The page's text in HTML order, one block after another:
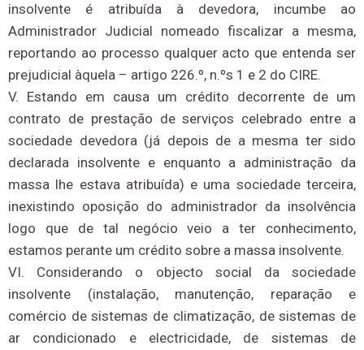
insolvente é atribuída à devedora, incumbe ao
Administrador Judicial nomeado fiscalizar a mesma,
reportando ao processo qualquer acto que entenda ser
prejudicial àquela – artigo 226.º, n.ºs 1 e 2 do CIRE.
V. Estando em causa um crédito decorrente de um
contrato de prestação de serviços celebrado entre a
sociedade devedora (já depois de a mesma ter sido
declarada insolvente e enquanto a administração da
massa lhe estava atribuída) e uma sociedade terceira,
inexistindo oposição do administrador da insolvência
logo que de tal negócio veio a ter conhecimento,
estamos perante um crédito sobre a massa insolvente.
VI. Considerando o objecto social da sociedade
insolvente (instalação, manutenção, reparação e
comércio de sistemas de climatização, de sistemas de
ar condicionado e electricidade, de sistemas de